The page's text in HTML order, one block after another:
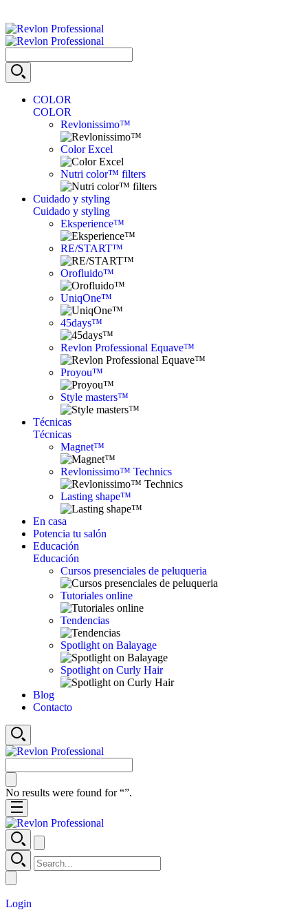
COLOR
COLOR
Revlonissimo™
Color Excel
Nutri color™ filters
Cuidado y styling
Cuidado y styling
Eksperience™
RE/START™
Orofluido™
UniqOne™
45days™
Revlon Professional Equave™
Proyou™
Style masters™
Técnicas
Técnicas
Magnet™
Revlonissimo™ Technics
Lasting shape™
En casa
Potencia tu salón
Educación
Educación
Cursos presenciales de peluqueria
Tutoriales online
Tendencias
Spotlight on Balayage
Spotlight on Curly Hair
Blog
Contacto
No results were found for “”.
Login